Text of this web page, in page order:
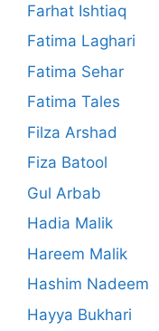
Farhat Ishtiaq
Fatima Laghari
Fatima Sehar
Fatima Tales
Filza Arshad
Fiza Batool
Gul Arbab
Hadia Malik
Hareem Malik
Hashim Nadeem
Hayya Bukhari